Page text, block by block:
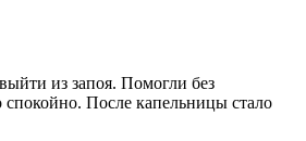
из запоя. Помогли без
После капельницы стало